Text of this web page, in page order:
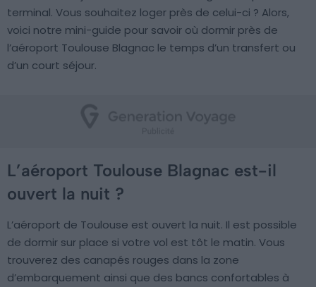
terminal. Vous souhaitez loger près de celui-ci ? Alors,
voici notre mini-guide pour savoir où dormir près de
l’aéroport Toulouse Blagnac le temps d’un transfert ou
d’un court séjour.
L’aéroport Toulouse Blagnac est-il
ouvert la nuit ?
L’aéroport de Toulouse est ouvert la nuit. Il est possible
de dormir sur place si votre vol est tôt le matin. Vous
trouverez des canapés rouges dans la zone
d’embarquement ainsi que des bancs confortables à